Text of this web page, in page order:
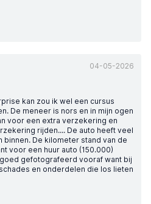
04-05-2026
kan zou ik wel een cursus
De meneer is nors en in mijn ogen
voor een extra verzekering en
rijden.... De auto heeft veel
De kilometer stand van de
voor een huur auto (150.000)
gefotografeerd vooraf want bij
en onderdelen die los lieten